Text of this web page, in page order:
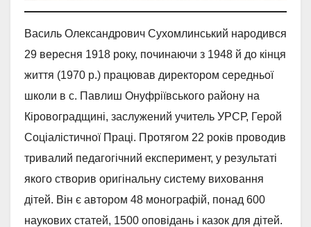
Василь Олександрович Сухомлинський народився
29 вересня 1918 року, починаючи з 1948 й до кiнця
життя (1970 р.) працював директором середньої
школи в с. Павлиш Онуфрiївського району на
Кiровоградщинi, заслужений учитель УРСР, Герой
Соцiалiстичної Працi. Протягом 22 рокiв проводив
тривалий педагогiчний експеримент, у результатi
якого створив оригiнальну систему виховання
дiтей. Вiн є автором 48 монографiй, понад 600
наукових статей, 1500 оповiдань i казок для дiтей.